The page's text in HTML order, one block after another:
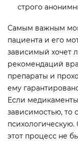
строго
Самым важным
пациента и его
зависимый хочет
рекомендаций
препараты и
ему
Если
зависимостью, то
психологическую.
этот процесс не